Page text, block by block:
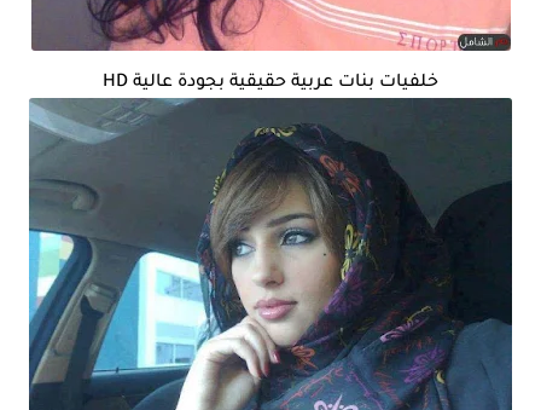
خلفيات بنات عربية حقيقية بجودة عالية HD